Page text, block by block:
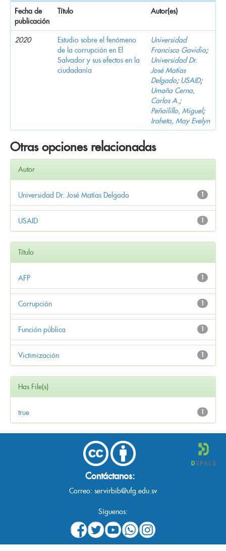
Fecha de
publicación
Título Autor(es)
2020
Estudio sobre el fenómeno
de la corrupción en El
Salvador y sus efectos en la
ciudadanía
Universidad
Francisco Gavidia;
Universidad Dr.
José Matías
Delgado; USAID;
Umaña Cerna,
Carlos A.;
Peñailillo, Miguel;
Iraheta, May Evelyn
Otras opciones relacionadas
Autor
1
Universidad Dr. José Matías Delgado
1
USAID
Título
1
AFP
1
Corrupción
1
Función pública
1
Victimización
Has File(s)
1
true
Contáctanos:
Correo: servirbib@ufg.edu.sv
Síguenos: